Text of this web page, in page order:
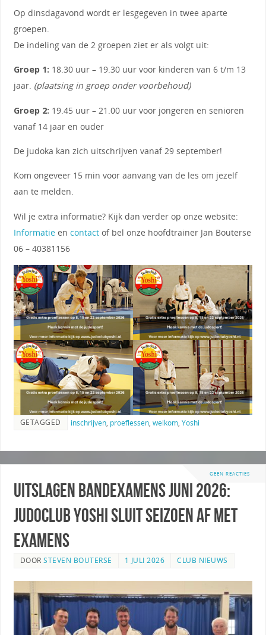
Op dinsdagavond wordt er lesgegeven in twee aparte
groepen.
De indeling van de 2 groepen ziet er als volgt uit:
Groep 1: 18.30 uur – 19.30 uur voor kinderen van 6 t/m 13
jaar. (plaatsing in groep onder voorbehoud)
Groep 2: 19.45 uur – 21.00 uur voor jongeren en senioren
vanaf 14 jaar en ouder
De judoka kan zich uitschrijven vanaf 29 september!
Kom ongeveer 15 min voor aanvang van de les om jezelf
aan te melden.
Wil je extra informatie? Kijk dan verder op onze website:
Informatieen contactof bel onze hoofdtrainer Jan Bouterse
06 – 40381156
GETAGGED inschrijven, proeflessen, welkom, Yoshi
GEEN REACTIES
Uitslagen Bandexamens Juni 2026:
Judoclub Yoshi sluit seizoen af met
examens
DOORSTEVEN BOUTERSE 1 JULI 2026 CLUB NIEUWS